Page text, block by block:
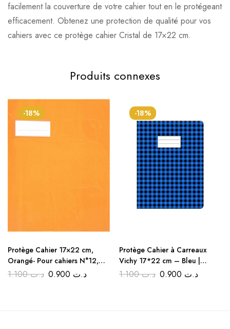
facilement la couverture de votre cahier tout en le protégeant
efficacement. Obtenez une protection de qualité pour vos
cahiers avec ce protège cahier Cristal de 17×22 cm.
Produits connexes
-18%
Protège Cahier 17×22 cm,
Orangé- Pour cahiers N°12,
24, 48, 72 – Idéal pour la
د.ت1.100 د.ت
-18%
Protège Cahier à Carreaux
Vichy 17*22 cm – Bleu |
Couvre Livres Rentrée Discount
د.ت1.100 د.ت